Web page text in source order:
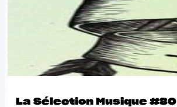
La Sélection Musique #80